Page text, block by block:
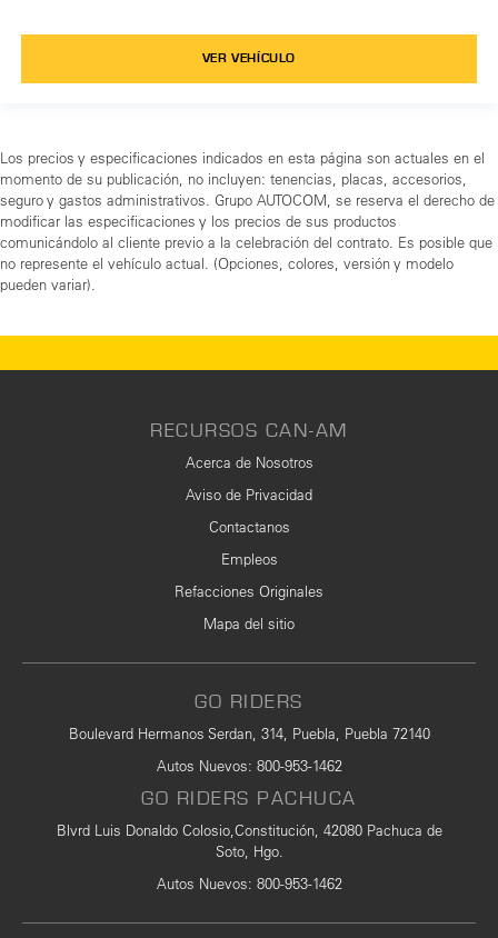
VER VEHÍCULO
Los precios y especificaciones indicados en esta página son actuales en el
momento de su publicación, no incluyen: tenencias, placas, accesorios,
seguro y gastos administrativos. Grupo AUTOCOM, se reserva el derecho de
modificar las especificaciones y los precios de sus productos
comunicándolo al cliente previo a la celebración del contrato. Es posible que
no represente el vehículo actual. (Opciones, colores, versión y modelo
pueden variar).
RECURSOS CAN-AM
Acerca de Nosotros
Aviso de Privacidad
Contactanos
Empleos
Refacciones Originales
Mapa del sitio
GO RIDERS
Boulevard Hermanos Serdan, 314, Puebla, Puebla 72140
Autos Nuevos: 800-953-1462
GO RIDERS PACHUCA
Blvrd Luis Donaldo Colosio,Constitución, 42080 Pachuca de
Soto, Hgo.
Autos Nuevos: 800-953-1462